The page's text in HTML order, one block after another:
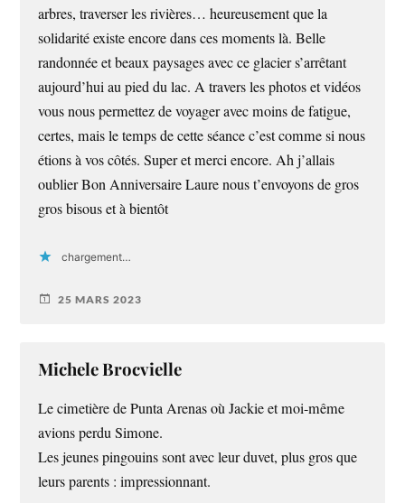
arbres, traverser les rivières… heureusement que la
solidarité existe encore dans ces moments là. Belle
randonnée et beaux paysages avec ce glacier s’arrêtant
aujourd’hui au pied du lac. A travers les photos et vidéos
vous nous permettez de voyager avec moins de fatigue,
certes, mais le temps de cette séance c’est comme si nous
étions à vos côtés. Super et merci encore. Ah j’allais
oublier Bon Anniversaire Laure nous t’envoyons de gros
gros bisous et à bientôt
chargement…
25 MARS 2023
Michele Brocvielle
Le cimetière de Punta Arenas où Jackie et moi-même
avions perdu Simone.
Les jeunes pingouins sont avec leur duvet, plus gros que
leurs parents : impressionnant.